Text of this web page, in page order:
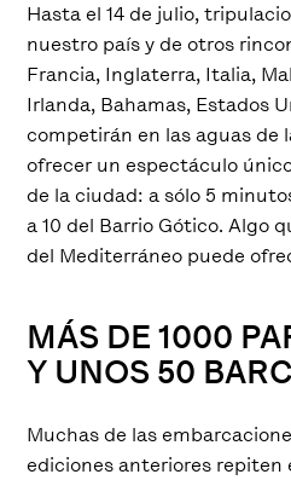
Hasta el 14 de julio,
nuestro país y de otros
Francia, Inglaterra, Italia,
Irlanda, Bahamas, Estados
competirán en las aguas de
ofrecer un espectáculo
de la ciudad: a sólo 5
a 10 del Barrio Gótico. Algo
del Mediterráneo puede
MÁS DE 1000
Y UNOS 50
Muchas de las
ediciones anteriores repiten